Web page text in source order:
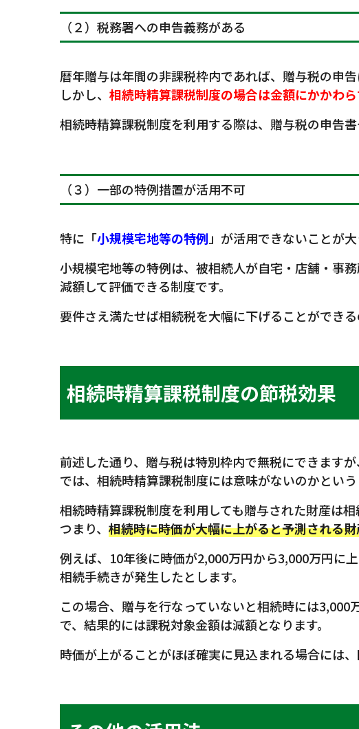
（２）税務署への申告義務がある
暦年贈与は年間の非課税枠内であれば、贈与税の申告
しかし、 相続時精算課税制度の場合は金額にかかわ
相続時精算課税制度を利用する際は、贈与税の申告
（３）一部の特例措置が活用不可
特に「小規模宅地等の特例」が活用できないことが大
小規模宅地等の特例は、被相続人が自宅・店舗・事
減額して評価できる制度です。
要件さえ満たせば相続税を大幅に下げることができ
相続時精算課税制度の節税効果
前述した通り、贈与税は特別枠内で無税にできます
では、相続時精算課税制度には意味がないのかとい
相続時精算課税制度を利用しても贈与された財産は
つまり、 相続時に時価が大幅に上がると予測される
例えば、10年後に時価が2,000万円から3,000万円に
相続手続きが発生したとします。
この場合、贈与を行なっていないと相続時には
で、結果的には課税対象金額は減額となります。
時価が上がることがほぼ確実に見込まれる場合には